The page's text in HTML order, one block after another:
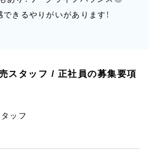
きるやりがいがあります！
スタッフ / 正社員の募集要項
ッフ